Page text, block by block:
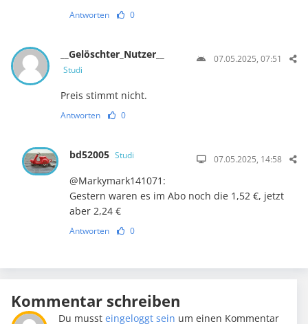
Antworten 0
__Gelöschter_Nutzer__
Studi
07.05.2025, 07:51
Preis stimmt nicht.
Antworten 0
bd52005 Studi 07.05.2025, 14:58
@Markymark141071:
Gestern waren es im Abo noch die 1,52 €, jetzt
aber 2,24 €
Antworten 0
Kommentar schreiben
Du mussteingeloggt sein um einen Kommentar